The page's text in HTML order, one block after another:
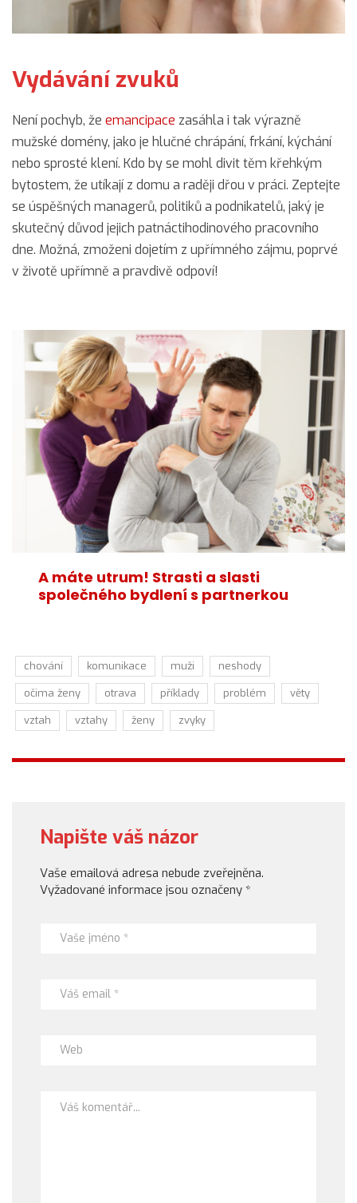
Vydávání zvuků
Není pochyb, že emancipace zasáhla i tak výrazně
mužské domény, jako je hlučné chrápání, frkání, kýchání
nebo sprosté klení. Kdo by se mohl divit těm křehkým
bytostem, že utíkají z domu a raději dřou v práci. Zeptejte
se úspěšných managerů, politiků a podnikatelů, jaký je
skutečný důvod jejich patnáctihodinového pracovního
dne. Možná, zmoženi dojetím z upřímného zájmu, poprvé
v životě upřímně a pravdivě odpoví!
A máte utrum! Strasti a slasti
společného bydlení s partnerkou
chování komunikace muži
neshody
očima ženy
otrava příklady problém
věty
vztah
vztahy ženy zvyky
Napište váš názor
Vaše emailová adresa nebude zveřejněna.
Vyžadované informace jsou označeny *